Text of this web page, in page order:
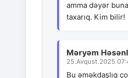
amma dəyər
taxarıq. Kim bilir!
Məryəm
25.Avqust.2025
Bu əməkdaşlıq